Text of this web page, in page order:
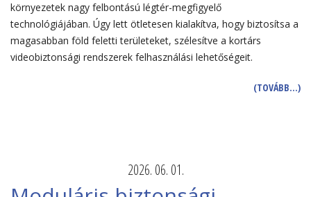
környezetek nagy felbontású légtér-megfigyelő
technológiájában. Úgy lett ötletesen kialakítva, hogy biztosítsa a
magasabban föld feletti területeket, szélesítve a kortárs
videobiztonsági rendszerek felhasználási lehetőségeit.
(TOVÁBB…)
2026. 06. 01.